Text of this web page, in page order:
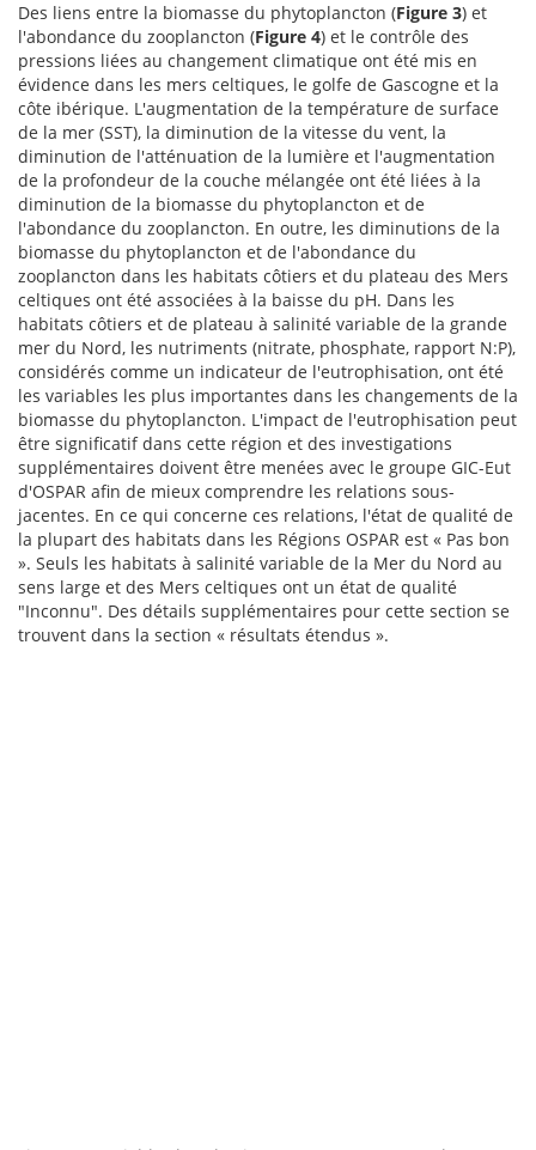
Des liens entre la biomasse du phytoplancton (Figure 3) et
l'abondance du zooplancton (Figure 4) et le contrôle des
pressions liées au changement climatique ont été mis en
évidence dans les mers celtiques, le golfe de Gascogne et la
côte ibérique. L'augmentation de la température de surface
de la mer (SST), la diminution de la vitesse du vent, la
diminution de l'atténuation de la lumière et l'augmentation
de la profondeur de la couche mélangée ont été liées à la
diminution de la biomasse du phytoplancton et de
l'abondance du zooplancton. En outre, les diminutions de la
biomasse du phytoplancton et de l'abondance du
zooplancton dans les habitats côtiers et du plateau des Mers
celtiques ont été associées à la baisse du pH. Dans les
habitats côtiers et de plateau à salinité variable de la grande
mer du Nord, les nutriments (nitrate, phosphate, rapport N:P),
considérés comme un indicateur de l'eutrophisation, ont été
les variables les plus importantes dans les changements de la
biomasse du phytoplancton. L'impact de l'eutrophisation peut
être significatif dans cette région et des investigations
supplémentaires doivent être menées avec le groupe GIC-Eut
d'OSPAR afin de mieux comprendre les relations sous-
jacentes. En ce qui concerne ces relations, l'état de qualité de
la plupart des habitats dans les Régions OSPAR est « Pas bon
». Seuls les habitats à salinité variable de la Mer du Nord au
sens large et des Mers celtiques ont un état de qualité
"Inconnu". Des détails supplémentaires pour cette section se
trouvent dans la section « résultats étendus ».